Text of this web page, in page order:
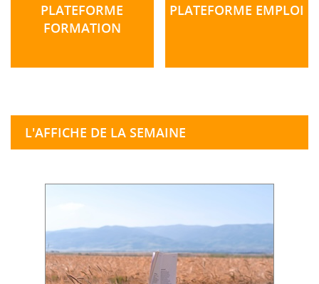
PLATEFORME
FORMATION
PLATEFORME EMPLOI
L'AFFICHE DE LA SEMAINE